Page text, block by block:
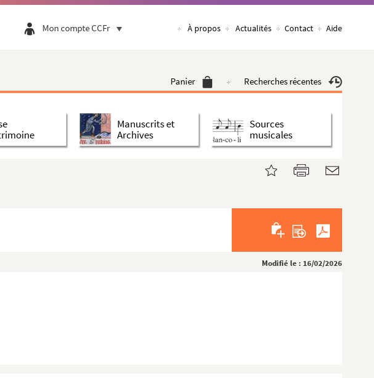
Mon compte CCFr À propos Actualités Contact Aide
Panier Recherches récentes
Manuscrits et
Archives
Sources
musicales
Modifié le : 16/02/2026